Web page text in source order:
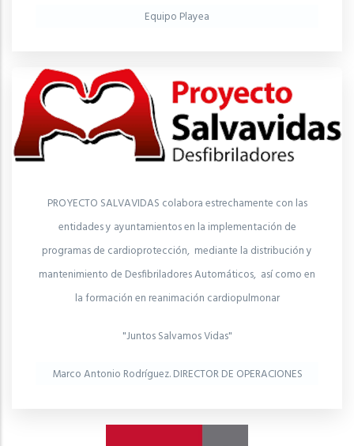
Equipo Playea
PROYECTO SALVAVIDAS colabora estrechamente con las
entidades y ayuntamientos en la implementación de
programas de cardioprotección, mediante la distribución y
mantenimiento de Desfibriladores Automáticos, así como en
la formación en reanimación cardiopulmonar
"Juntos Salvamos Vidas"
Marco Antonio Rodríguez. DIRECTOR DE OPERACIONES